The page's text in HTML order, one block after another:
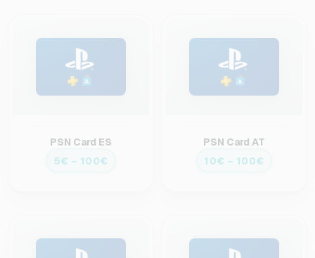
PSN Card ES
5€ – 100€
PSN Card AT
10€ – 100€